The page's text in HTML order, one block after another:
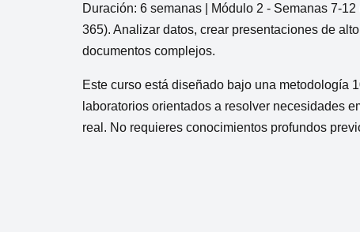
Duración: 6 semanas | Módulo 2 - Semanas 7-
365). Analizar datos, crear presentaciones de
documentos complejos.
Este curso está diseñado bajo una metodología
laboratorios orientados a resolver necesidades
real. No requieres conocimientos profundos